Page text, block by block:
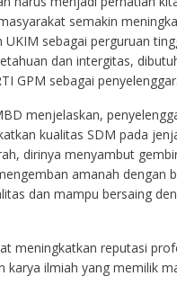
semakin
UKIM sebagai perguruan
dan intergitas,
GPM sebagai
menjelaskan,
kualitas SDM pada
dirinya menyambut
amanah dengan
dan mampu bersaing
meningkatkan reputasi
karya ilmiah yang memilik